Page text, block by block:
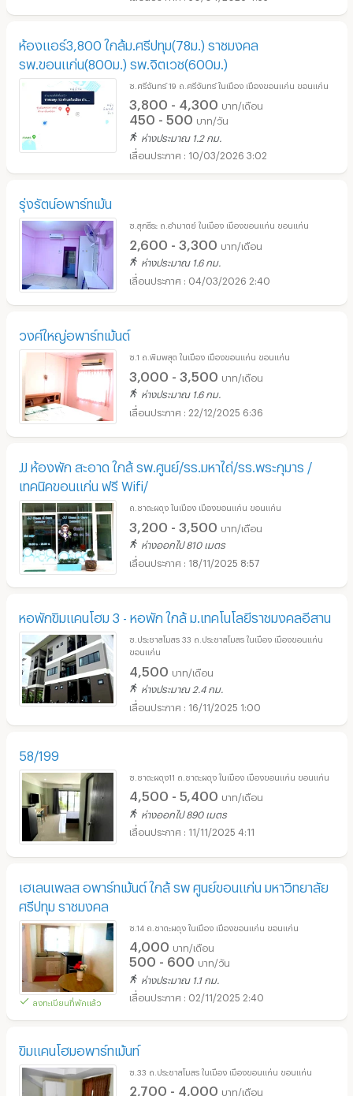
ห้องแอร์3,800 ใกล้ม.ศรีปทุม(78ม.) ราชมงคล
รพ.ขอนแก่น(800ม.) รพ.จิตเวช(600ม.)
ซ.ศรีจันทร์ 19 ถ.ศรีจันทร์ ในเมือง เมืองขอนแก่น ขอนแก่น
3,800 - 4,300 บาท/เดือน
450 - 500 บาท/วัน
ห่างประมาณ 1.2 กม.
10/03/2026 3:02
รุ่งรัตน์อพาร์ทเม้น
ซ.สุภธีระ ถ.อำมาตย์ ในเมือง เมืองขอนแก่น ขอนแก่น
2,600 - 3,300 บาท/เดือน
ห่างประมาณ 1.6 กม.
04/03/2026 2:40
วงศ์ใหญ่อพาร์ทเม้นต์
ซ.1 ถ.พิมพสุต ในเมือง เมืองขอนแก่น ขอนแก่น
3,000 - 3,500 บาท/เดือน
ห่างประมาณ 1.6 กม.
22/12/2025 6:36
JJ ห้องพัก สะอาด ใกล้ รพ.ศูนย์/รร.มหาไถ่/รร.พระกุมาร /
เทคนิคขอนแก่น ฟรี Wifi/
ถ.ชาตะผดุง ในเมือง เมืองขอนแก่น ขอนแก่น
3,200 - 3,500 บาท/เดือน
ห่างออกไป 810 เมตร
18/11/2025 8:57
หอพักขิมแคนโฮม 3 - หอพัก ใกล้ ม.เทคโนโลยีราชมงคลอีสาน
ซ.ประชาสโมสร 33 ถ.ประชาสโมสร ในเมือง เมืองขอนแก่น
ขอนแก่น
4,500 บาท/เดือน
ห่างประมาณ 2.4 กม.
16/11/2025 1:00
58/199
ซ.ชาตะผดุง11 ถ.ชาตะผดุง ในเมือง เมืองขอนแก่น ขอนแก่น
4,500 - 5,400 บาท/เดือน
ห่างออกไป 890 เมตร
11/11/2025 4:11
เฮเลนเพลส อพาร์ทเม้นต์ ใกล้ รพ ศูนย์ขอนแก่น มหาวิทยาลัย
ศรีปทุม ราชมงคล
ลงทะเบียนที่พักแล้ว
ซ.14 ถ.ชาตะผดุง ในเมือง เมืองขอนแก่น ขอนแก่น
4,000 บาท/เดือน
500 - 600 บาท/วัน
ห่างประมาณ 1.1 กม.
02/11/2025 2:40
ขิมแคนโฮมอพาร์ทเม้นท์
ซ.33 ถ.ประชาสโมสร ในเมือง เมืองขอนแก่น ขอนแก่น
2,700 - 4,000 บาท/เดือน